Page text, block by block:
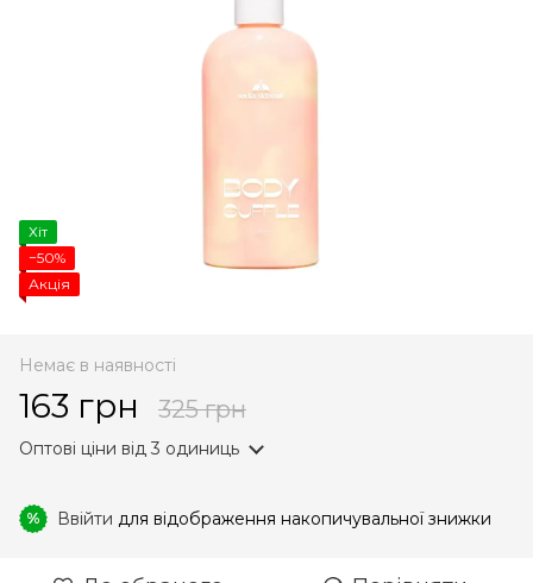
Хіт
−50%
Акція
Немає в наявності
163 грн 325 грн
Оптові ціни від 3 одиниць
% Ввійти для відображення накопичувальної знижки